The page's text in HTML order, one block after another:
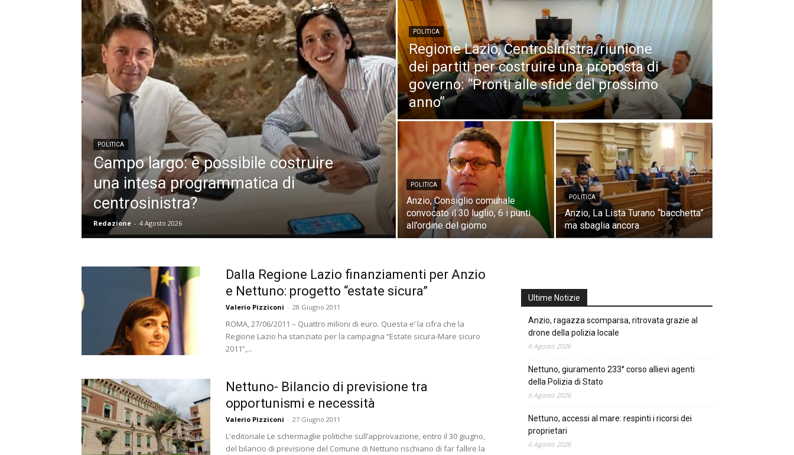
POLITICA
Campo largo: è possibile costruire
una intesa programmatica di
centrosinistra?
Redazione - 4 Agosto 2026
POLITICA
Regione Lazio, Centrosinistra, riunione
dei partiti per costruire una proposta di
governo: “Pronti alle sfide del prossimo
anno”
POLITICA
Anzio, Consiglio comunale
convocato il 30 luglio, 6 i punti
all’ordine del giorno
POLITICA
Anzio, La Lista Turano “bacchetta”
ma sbaglia ancora
Dalla Regione Lazio finanziamenti per Anzio
e Nettuno: progetto “estate sicura”
Valerio Pizziconi - 28 Giugno 2011
ROMA, 27/06/2011 – Quattro milioni di euro. Questa e’ la cifra che la
Regione Lazio ha stanziato per la campagna “Estate sicura-Mare sicuro
2011”,...
Nettuno- Bilancio di previsione tra
opportunismi e necessità
Valerio Pizziconi - 27 Giugno 2011
L'editoriale Le schermaglie politiche sull’approvazione, entro il 30 giugno,
del bilancio di previsione del Comune di Nettuno rischiano di far fallire la
Ultime Notizie
Anzio, ragazza scomparsa, ritrovata grazie al
drone della polizia locale
6 Agosto 2026
Nettuno, giuramento 233° corso allievi agenti
della Polizia di Stato
6 Agosto 2026
Nettuno, accessi al mare: respinti i ricorsi dei
proprietari
6 Agosto 2026